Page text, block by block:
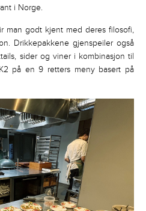
i Norge.
man godt kjent med deres filosofi,
Drikkepakkene gjenspeiler også
sider og viner i kombinasjon til
på en 9 retters meny basert på